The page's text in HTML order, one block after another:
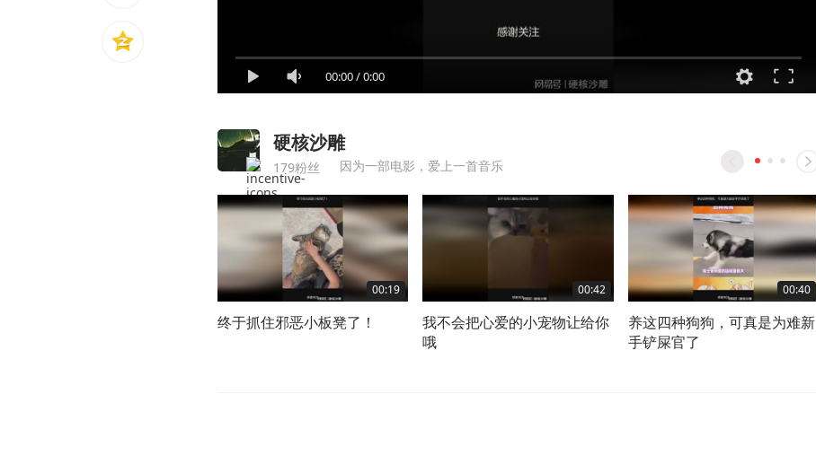
00:00/0:00
硬核沙雕
179粉丝 因为一部电影，爱上一首音乐
00:19
终于抓住邪恶小板凳了！
00:42
我不会把心爱的小宠物让给你
哦
00:40
养这四种狗狗，可真是为难新
手铲屎官了